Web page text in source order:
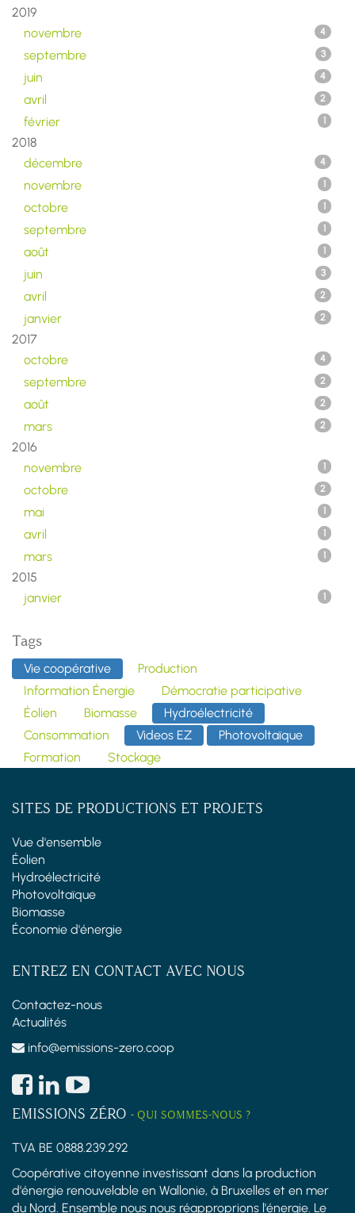
2019
novembre
4
septembre 3
juin 4
avril 2
février 1
2018
décembre
4
novembre 1
octobre 1
septembre 1
août 1
juin 3
avril 2
janvier 2
2017
octobre
4
septembre 2
août 2
mars 2
2016
novembre
1
octobre 2
mai 1
avril 1
mars 1
2015
janvier
1
Tags
Vie coopérative
Production
Information Énergie
Démocratie participative
Éolien
Biomasse
Hydroélectricité
Consommation
Videos EZ
Photovoltaïque
Formation
Stockage
SITES DE PRODUCTIONS ET PROJETS
Vue d'ensemble
Éolien
Hydroélectricité
Photovoltaïque
Biomasse
Économie d'énergie
ENTREZ EN CONTACT AVEC NOUS
Contactez-nous
Actualités
info@emissions-zero.coop
EMISSIONS ZÉRO - QUI SOMMES-NOUS ?
TVA BE 0888.239.292
Coopérative citoyenne investissant dans la production
d'énergie renouvelable en Wallonie, à Bruxelles et en mer
du Nord. Ensemble nous nous réapproprions l'énergie. Le